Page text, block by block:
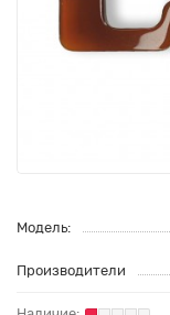
Модель:
Производители